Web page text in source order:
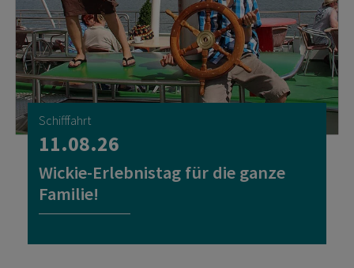
Schifffahrt
11.08.26
Wickie-Erlebnistag für die ganze
Familie!